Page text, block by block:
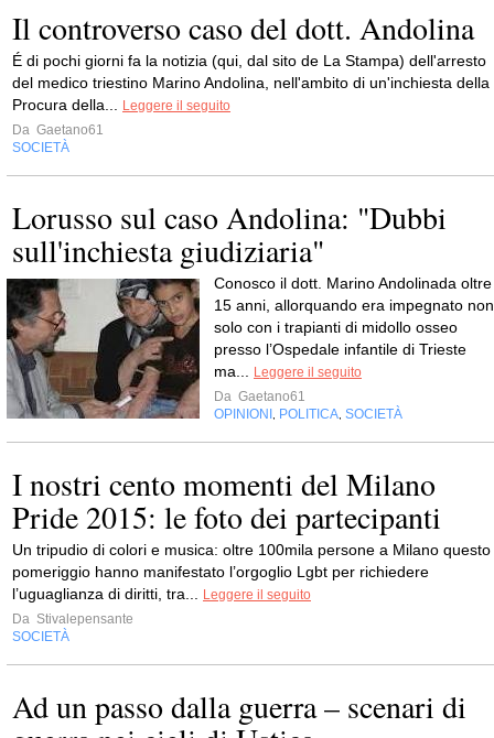
Il controverso caso del dott. Andolina
É di pochi giorni fa la notizia (qui, dal sito de La Stampa) dell'arresto
del medico triestino Marino Andolina, nell'ambito di un'inchiesta della
Procura della...
Leggere il seguito
Da Gaetano61
SOCIETÀ
Lorusso sul caso Andolina: "Dubbi
sull'inchiesta giudiziaria"
Conosco il dott. Marino Andolinada oltre
15 anni, allorquando era impegnato non
solo con i trapianti di midollo osseo
presso l’Ospedale infantile di Trieste
ma...
Leggere il seguito
Da Gaetano61
OPINIONI
POLITICA SOCIETÀ
I nostri cento momenti del Milano
Pride 2015: le foto dei partecipanti
Un tripudio di colori e musica: oltre 100mila persone a Milano questo
pomeriggio hanno manifestato l’orgoglio Lgbt per richiedere
l’uguaglianza di diritti, tra...
Leggere il seguito
Da Stivalepensante
SOCIETÀ
Ad un passo dalla guerra – scenari di